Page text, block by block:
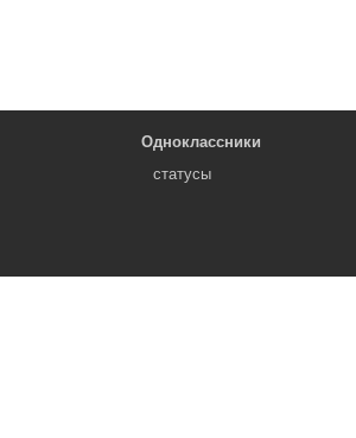
Одноклассники
статусы